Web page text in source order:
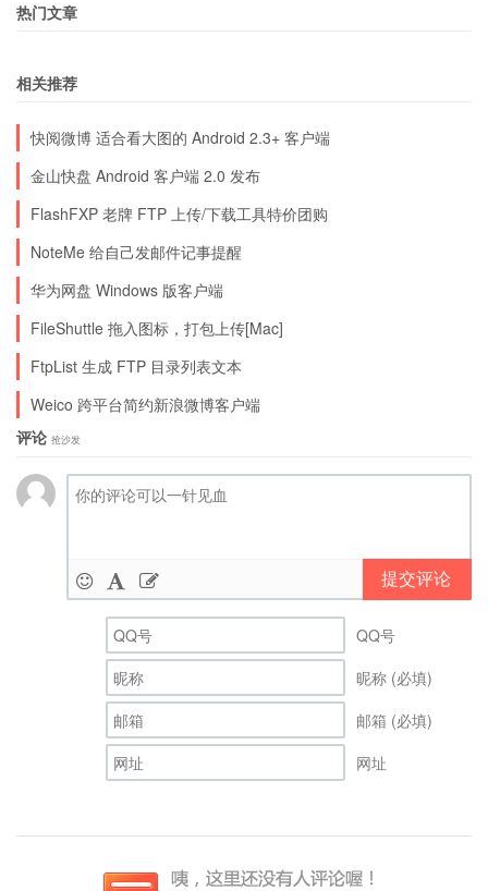
热门文章
相关推荐
快阅微博 适合看大图的 Android 2.3+ 客户端
金山快盘 Android 客户端 2.0 发布
FlashFXP 老牌 FTP 上传/下载工具特价团购
NoteMe 给自己发邮件记事提醒
华为网盘 Windows 版客户端
FileShuttle 拖入图标，打包上传[Mac]
FtpList 生成 FTP 目录列表文本
Weico 跨平台简约新浪微博客户端
评论 抢沙发
提交评论
QQ号
昵称 (必填)
邮箱 (必填)
网址